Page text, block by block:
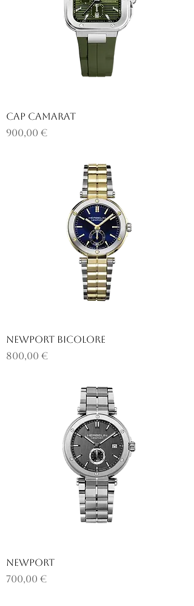
CAP CAMARAT
Prix
900,00 €
NEWPORT BICOLORE
Prix
800,00 €
NEWPORT
Prix
700,00 €